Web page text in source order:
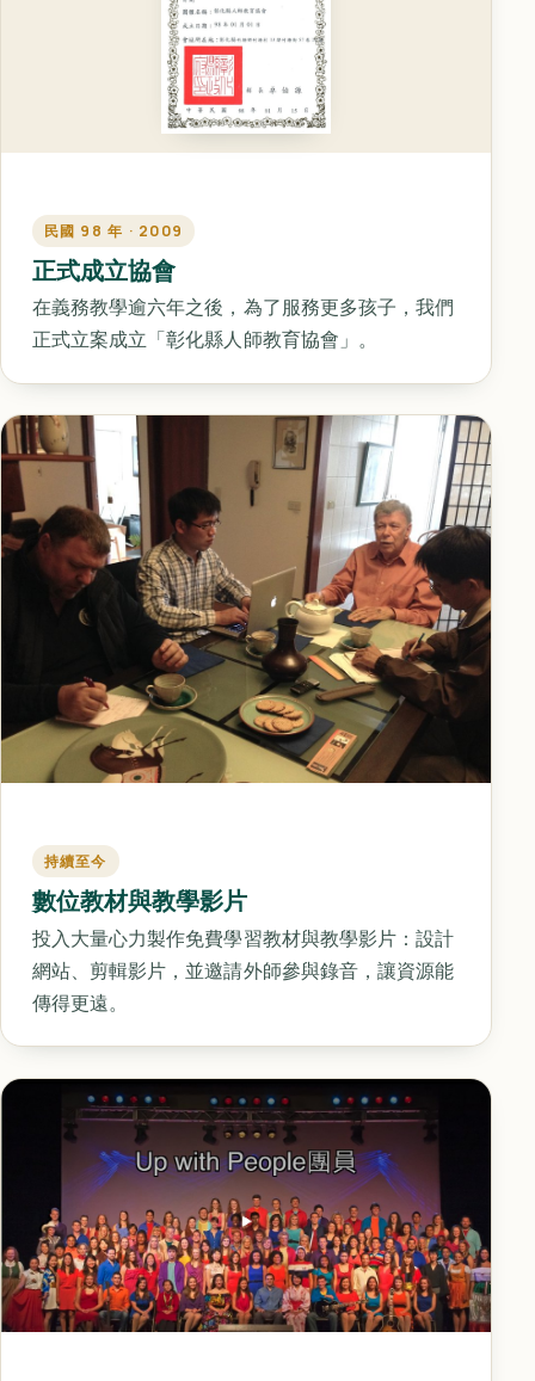
民國 98 年 · 2009
正式成立協會
在義務教學逾六年之後，為了服務更多孩子，我們
正式立案成立「彰化縣人師教育協會」。
持續至今
數位教材與教學影片
投入大量心力製作免費學習教材與教學影片：設計
網站、剪輯影片，並邀請外師參與錄音，讓資源能
傳得更遠。